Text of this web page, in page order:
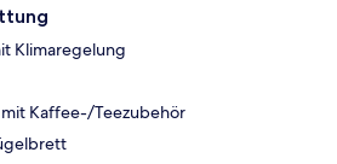
Klimaregelung
Kaffee-/Teezubehör